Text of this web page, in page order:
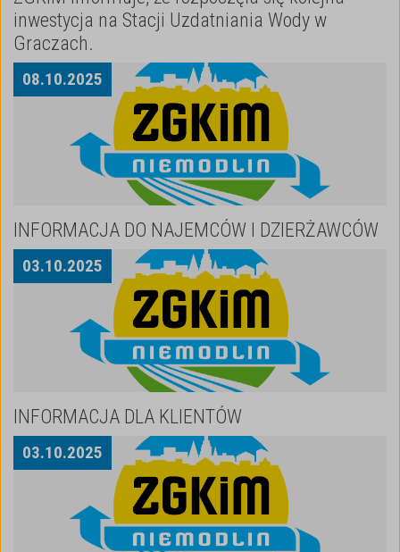
inwestycja na Stacji Uzdatniania Wody w
Graczach.
08.10.2025
INFORMACJA DO NAJEMCÓW I DZIERŻAWCÓW
03.10.2025
INFORMACJA DLA KLIENTÓW
03.10.2025